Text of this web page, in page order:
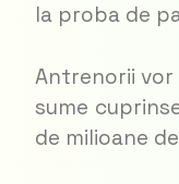
la proba de
Antrenorii vor
sume
de milioane